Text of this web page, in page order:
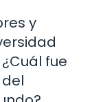
y
fue